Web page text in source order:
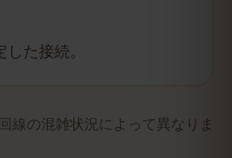
た接続。
線の混雑状況によって異なりま